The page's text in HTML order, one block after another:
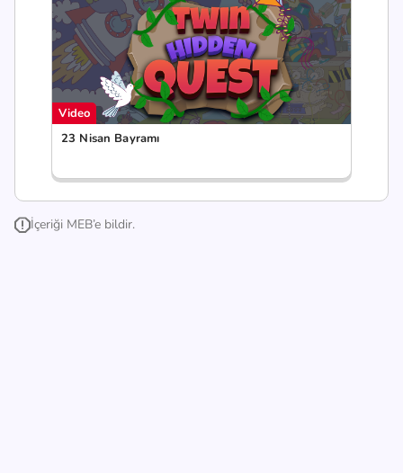
Video
23 Nisan Bayramı
İçeriği MEB’e bildir.